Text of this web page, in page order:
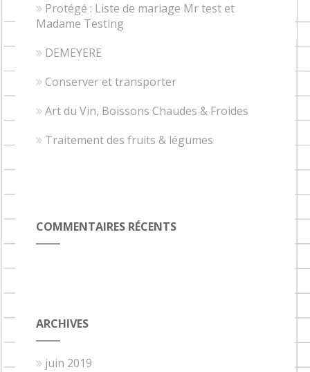
Protégé : Liste de mariage Mr test et
Madame Testing
DEMEYERE
Conserver et transporter
Art du Vin, Boissons Chaudes & Froides
Traitement des fruits & légumes
COMMENTAIRES RÉCENTS
ARCHIVES
juin 2019